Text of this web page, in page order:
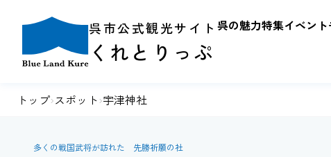
呉市公式観光サイト
くれとりっぷ
呉の魅力特集イベント
トップ›スポット›宇津神社
多くの戦国武将が訪れた 先勝祈願の社